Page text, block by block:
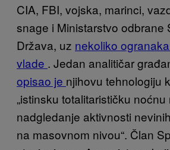
CIA, FBI, vojska, marinci,
snage i Ministarstvo odbrane
Država, uz nekoliko
vlade . Jedan analitičar
opisao je njihovu tehnologiju
„istinsku totalitarističku noćnu
nadgledanje aktivnosti
na masovnom nivou“. Član